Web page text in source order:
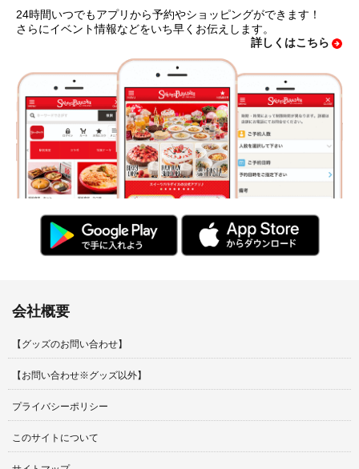
24時間いつでもアプリから予約やショッピングができます！
さらにイベント情報などをいち早くお伝えします。
詳しくはこちら
会社概要
【グッズのお問い合わせ】
【お問い合わせ※グッズ以外】
プライバシーポリシー
このサイトについて